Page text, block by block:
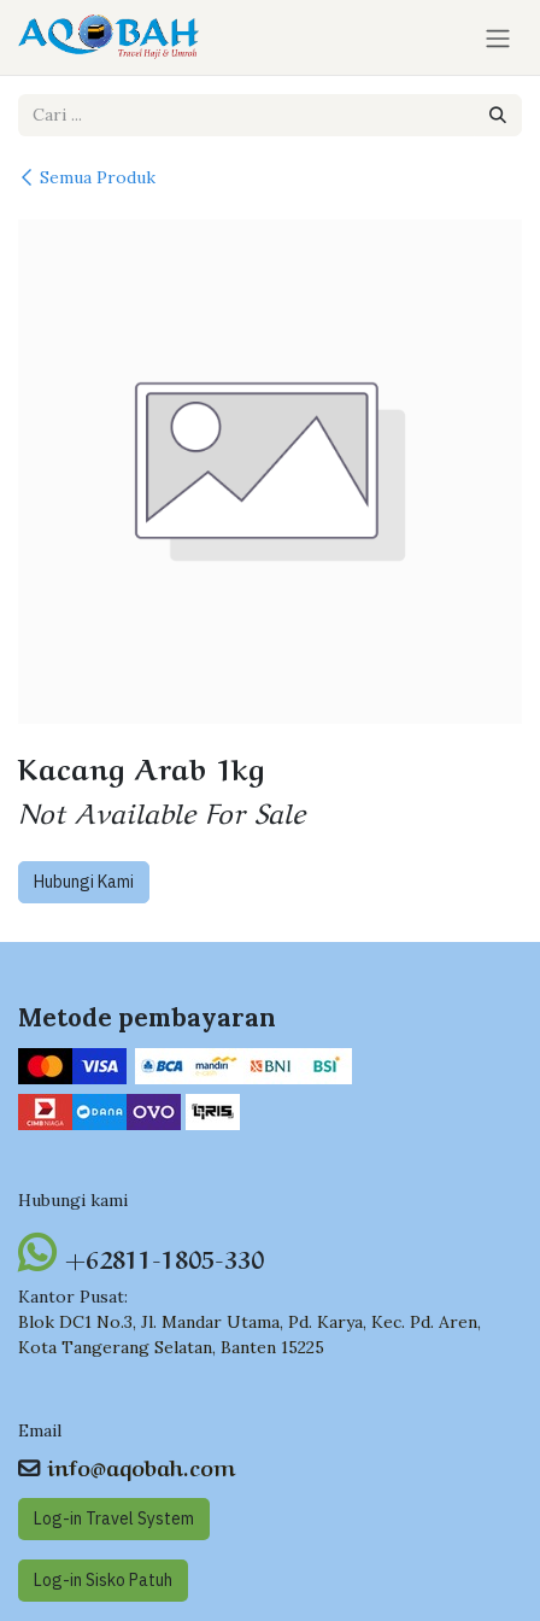
Skip ke Konten
Semua Produk
Kacang Arab 1kg
Not Available For Sale
Hubungi Kami
Metode pembayaran
Hubungi kami
+62811-1805-330
Kantor Pusat:
Blok DC1 No.3, Jl. Mandar Utama, Pd. Karya, Kec. Pd. Aren,
Kota Tangerang Selatan, Banten 15225
Email
info@aqobah.com
Log-in Travel System
Log-in Sisko Pat​​uh